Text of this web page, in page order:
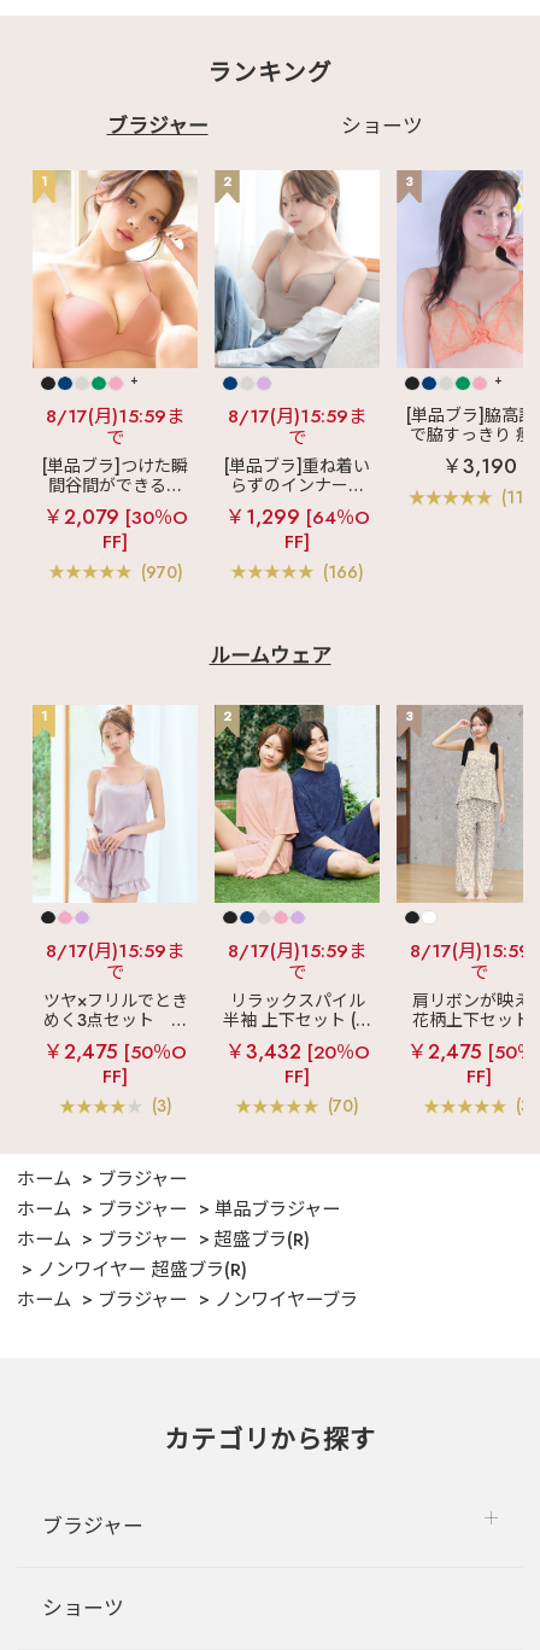
ランキング
ブラジャー ショーツ
1
+
8/17(月)15:59ま
で
[単品ブラ]つけた瞬
間谷間ができるシ
ームレスブラ
超
盛ブラ(R) シームレ
ス 単品ブラジャー
￥2,079 [30％O
FF]
(970)
2
8/17(月)15:59ま
で
[単品ブラ]重ね着い
らずのインナーブ
ラ
リッチバスト
ブラトップ (ワイヤ
ー入り)
￥1,299 [64％O
FF]
(166)
3
+
[単品ブラ]脇高設
で脇すっきり 痩
見えブラ
カシ
クールレース脇
ブラ(R) 単品ブラ
ャー
￥3,190
ルームウェア
1
8/17(月)15:59ま
で
ツヤ×フリルでとき
めく3点セット
シ
ルキー ショートパ
ンツ 3点セット
￥2,475 [50％O
FF]
(3)
2
8/17(月)15:59ま
で
リラックスパイル
半袖 上下セット (男
女兼用サイズ)
￥3,432 [20％O
FF]
(70)
3
8/17(月)15:59
で
肩リボンが映え
花柄上下セット
メニーフラワー
ングパンツ 上下
ット
￥2,475 [50
FF]
(3)
ホーム
ブラジャー
ホーム
ブラジャー
単品ブラジャー
ホーム
ブラジャー
超盛ブラ(R)
ノンワイヤー 超盛ブラ(R)
ホーム
ブラジャー ノンワイヤーブラ
カテゴリから探す
ブラジャー
ショーツ